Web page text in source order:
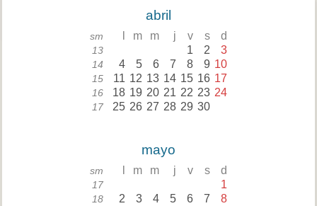
abril
sm m m j v s d
13 1 2 3
14 4 5 6 7 8 9 10
15 11 12 13 14 15 16 17
16 18 19 20 21 22 23 24
17 25 26 27 28 29 30
mayo
sm m m j v s d
17 1
18 2 3 4 5 6 7 8